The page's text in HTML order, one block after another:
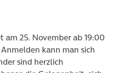
25. November ab 19:00
kann man sich
sind herzlich